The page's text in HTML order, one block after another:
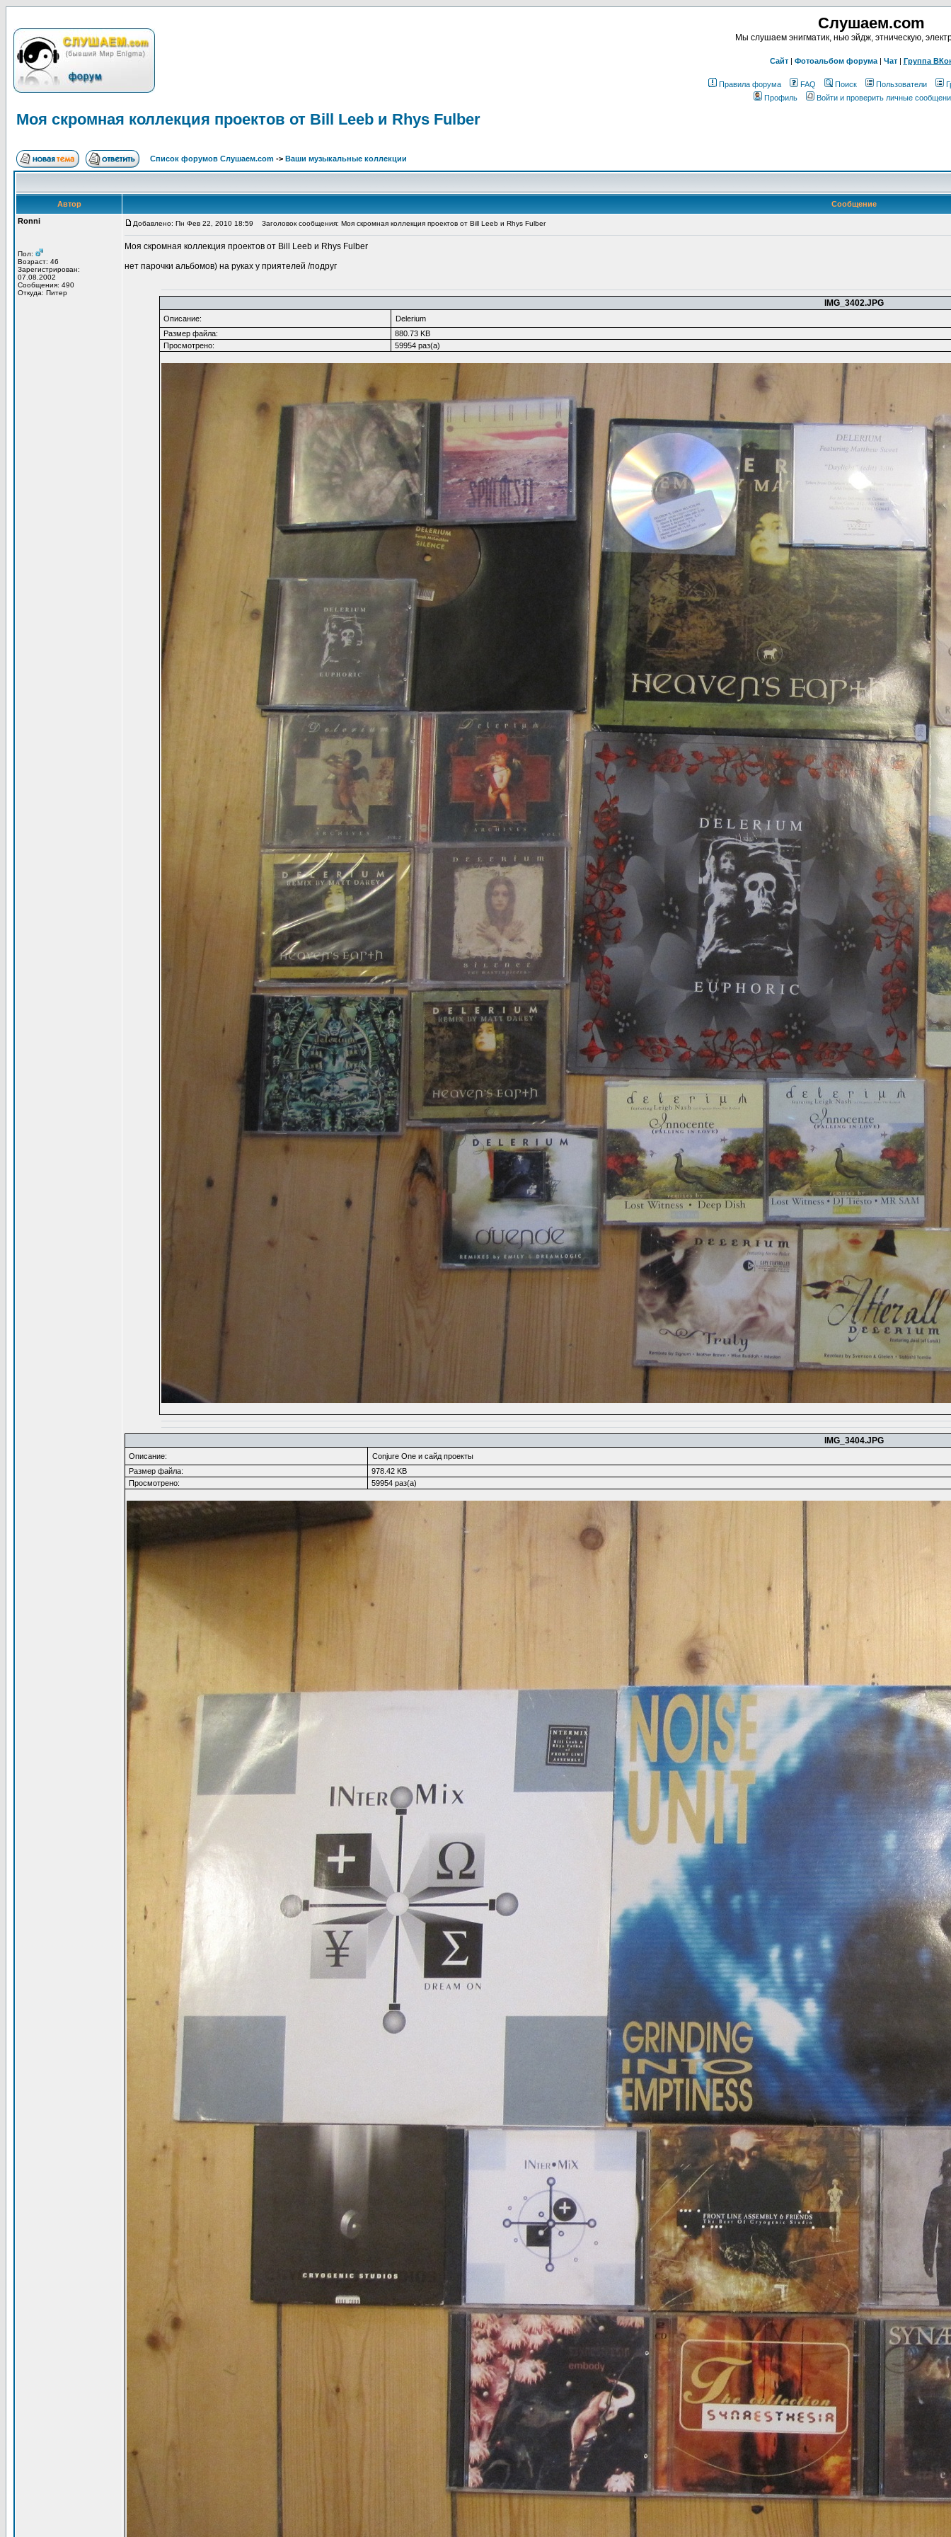
Слушаем.com
Мы слушаем энигматик, нью эйдж, этническую,
Сайт| Фотоальбом форума| Чат| Группа
Правила форума FAQ Поиск Пользователи
Профиль
Войти и проверить личные
Моя скромная коллекция проектов от Bill Leeb и Rhys Fulber
Список форумов Слушаем.com -> Ваши музыкальные коллекции
Автор
Сообщение
Ronni
Пол:
Возраст: 46
Зарегистрирован:
07.08.2002
Сообщения: 490
Откуда: Питер
Добавлено: Пн Фев 22, 2010 18:59 Заголовок сообщения: Моя скромная коллекция проектов от Bill Leeb и Rhys Fulber
Моя скромная коллекция проектов от Bill Leeb и Rhys Fulber
нет парочки альбомов) на руках у приятелей /подруг
IMG_3402.JPG
Описание:
Delerium
Размер файла:
880.73 KB
Просмотрено:
59954 раз(а)
IMG_3404.JPG
Описание:
Conjure One и сайд проекты
Размер файла:
978.42 KB
Просмотрено:
59954 раз(а)